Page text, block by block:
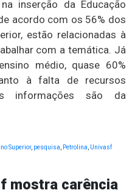
inserção da Educação
acordo com os 56% dos
estão relacionadas à
com a temática. Já
médio, quase 60%
à falta de recursos
informações são da
Superior, pesquisa Petrolina Univasf
mostra carência